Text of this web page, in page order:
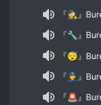
『🕵️‍♂️』
『🔧』
『😴』
『👮』
『🚨』